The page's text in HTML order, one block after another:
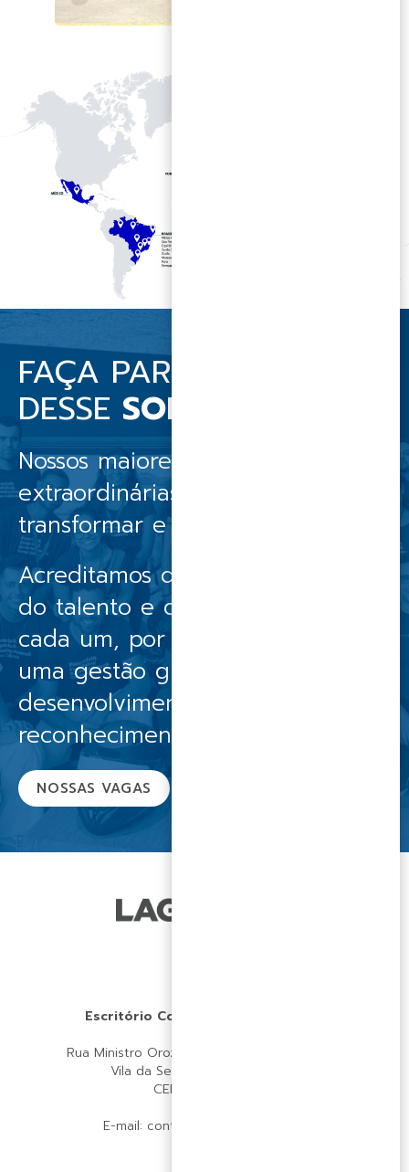
FAÇA PARTE
DESSE SONHO
Nossos maiores ativos são pessoas
extraordinárias, com o desejo de
transformar e realizar sonhos.
Acreditamos que o sucesso nasce
do talento e do diferencial de
cada um, por isso, oferecemos
uma gestão guiada por valores,
desenvolvimento e
reconhecimento.
NOSSAS VAGAS
Escritório Coorporativo LAGOApar
Rua Ministro Orozimbo Nonato, 102 – Loja 13
Vila da Serra – Nova Lima | MG
CEP 34.006-053
E-mail: contato@lagoapar.com.br